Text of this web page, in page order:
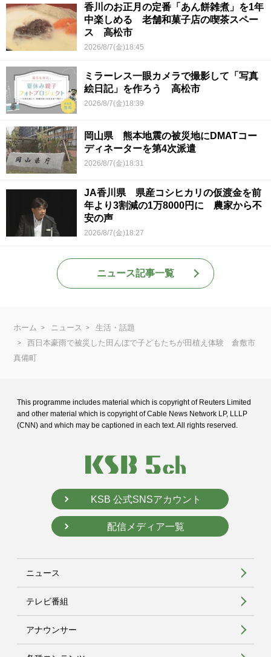
香川のお正月の定番「あん餅雑煮」を1年
中楽しめる 老舗和菓子店の喫茶スペー
ス 高松市
2026/8/7(金)18:45
ミラーレス一眼カメラで撮影して「写真
絵日記」を作ろう 高松市
2026/8/7(金)18:39
岡山県 熊本地震の被災地にDMATコー
ディネーターを第4次派遣
2026/8/7(金)18:31
JA香川県 県産コシヒカリの仮渡金を前
年より3割減の1万8000円に 農家から不
安の声
2026/8/7(金)18:27
ニュース記事一覧
ホーム ニュース
生活・話題
西日本豪雨で被災した田んぼで子どもたちが田植え体験 倉敷市
真備町
This programme includes material which is copyright of Reuters Limited
and other material which is copyright of Cable News Network LP, LLLP
(CNN) and which may be captioned in each text. All rights reserved.
KSB 公式SNSアカウント
配信メディア一覧
ニュース
テレビ番組
アナウンサー